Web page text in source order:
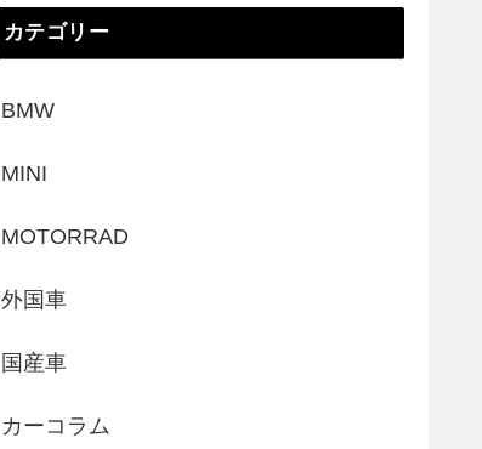
カテゴリー
BMW
MINI
MOTORRAD
外国車
国産車
カーコラム